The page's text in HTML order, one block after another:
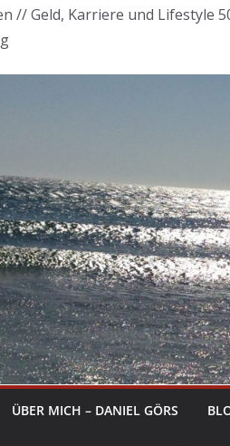
// Geld, Karriere und Lifestyle
ÜBER MICH – DANIEL GÖRS